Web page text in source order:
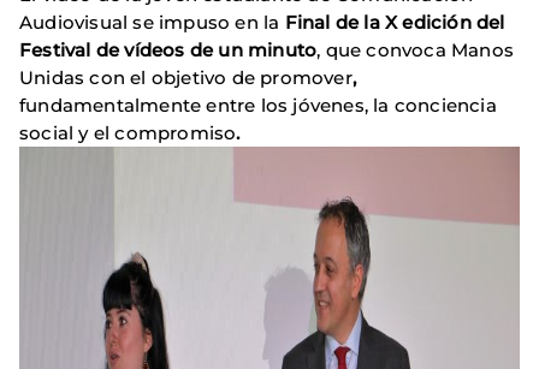
Audiovisual se impuso en la Final de la X edición del
Festival de vídeos de un minuto, que convoca Manos
Unidas con el objetivo de promover,
fundamentalmente entre los jóvenes, la conciencia
social y el compromiso.